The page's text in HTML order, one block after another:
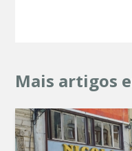
Mais artigos